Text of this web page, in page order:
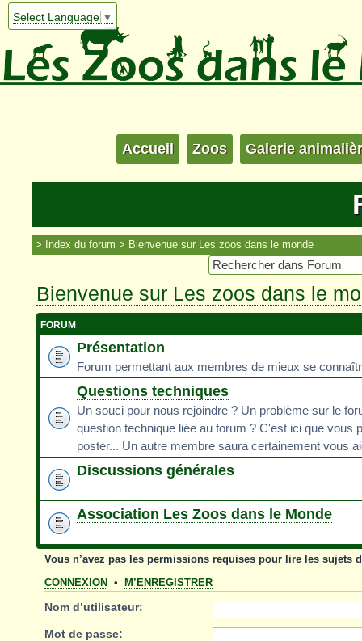
Select Language ▼
Accueil Zoos Galerie
Index du forum Bienvenue sur Les zoos dans le monde
Bienvenue sur Les zoos dans le
FORUM
Présentation
Forum permettant aux membres de mieux se
Questions techniques
Un souci pour nous rejoindre ? Un problème sur le
question technique liée au forum ? C'est ici que vous
poster... Un autre membre saura certainement vous
Discussions générales
Association Les Zoos dans le Monde
Vous n’avez pas les permissions requises pour lire les sujets
CONNEXION • M’ENREGISTRER
Nom d’utilisateur:
Mot de passe: